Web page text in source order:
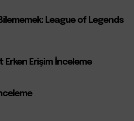
League of Legends
Erken Erişim İnceleme